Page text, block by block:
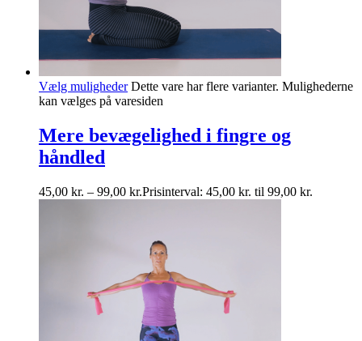
Vælg muligheder Dette vare har flere varianter. Mulighederne
kan vælges på varesiden
Mere bevægelighed i fingre og
håndled
45,00 kr. – 99,00 kr.Prisinterval: 45,00 kr. til 99,00 kr.